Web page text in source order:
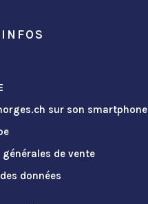
sur son smartphone
de vente
données